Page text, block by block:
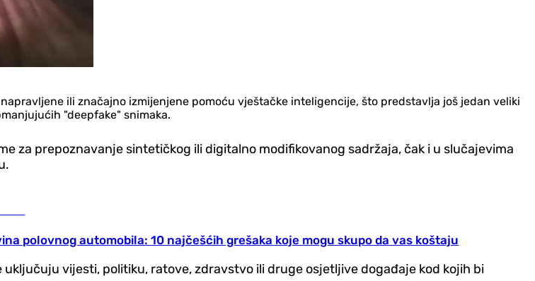
ili značajno izmijenjene pomoću vještačke inteligencije, što predstavlja još jedan veliki
"deepfake" snimaka.
za prepoznavanje sintetičkog ili digitalno modifikovanog sadržaja, čak i u slučajevima
polovnog automobila: 10 najčešćih grešaka koje mogu skupo da vas koštaju
vijesti, politiku, ratove, zdravstvo ili druge osjetljive događaje kod kojih bi